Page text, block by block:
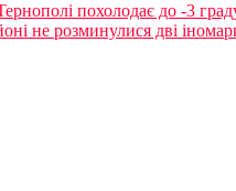
похолодає до -3
не розминулися дві